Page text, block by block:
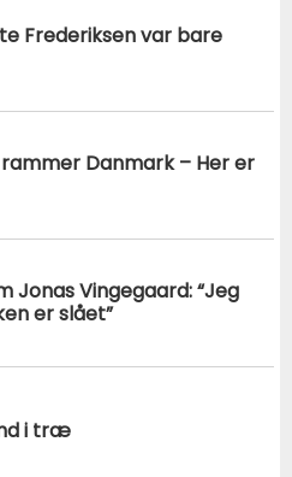
Frederiksen var bare
Danmark – Her er
Jonas Vingegaard: “Jeg
er slået”
i træ